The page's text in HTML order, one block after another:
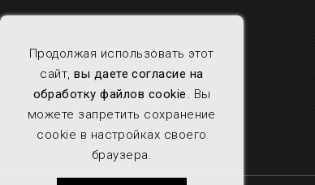
Продолжая использовать этот
сайт,вы даете согласие на
обработку файлов cookie. Вы
можете запретить сохранение
cookie в настройках своего
браузера.